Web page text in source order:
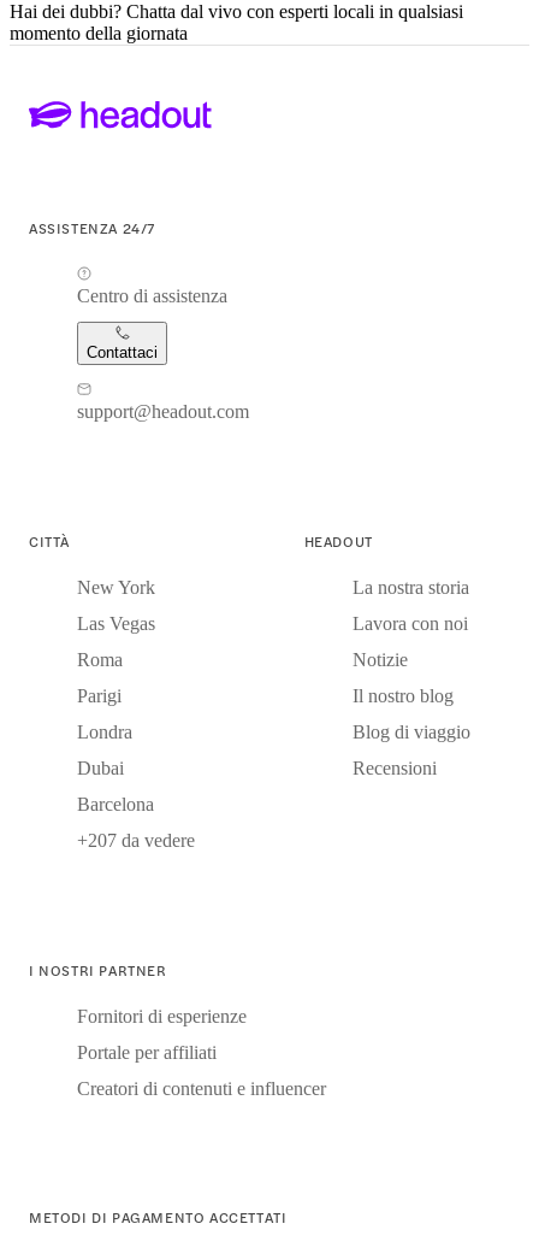
Hai dei dubbi? Chatta dal vivo con esperti locali in qualsiasi
momento della giornata
ASSISTENZA 24/7
Centro di assistenza
Contattaci
support@headout.com
CITTÀ
New York
Las Vegas
Roma
Parigi
Londra
Dubai
Barcelona
+207 da vedere
HEADOUT
La nostra storia
Lavora con noi
Notizie
Il nostro blog
Blog di viaggio
Recensioni
I NOSTRI PARTNER
Fornitori di esperienze
Portale per affiliati
Creatori di contenuti e influencer
METODI DI PAGAMENTO ACCETTATI